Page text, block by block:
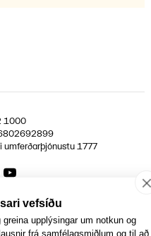
1000
umferðarþjónustu1777
YouTube
vefsíðu
upplýsingar um notkun og
frá samfélagsmiðlum og til að